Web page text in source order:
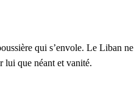
qui s’envole. Le Liban ne
lui que néant et vanité.